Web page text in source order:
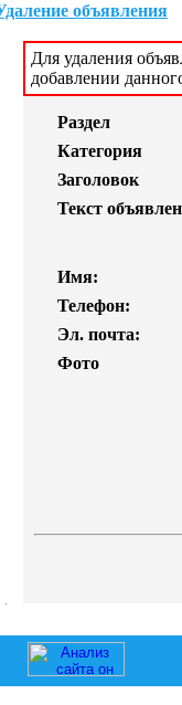
объявления
Для удаления
добавлении
Раздел
Категория
Заголовок
Текст
Имя:
Телефон:
Эл. почта:
Фото